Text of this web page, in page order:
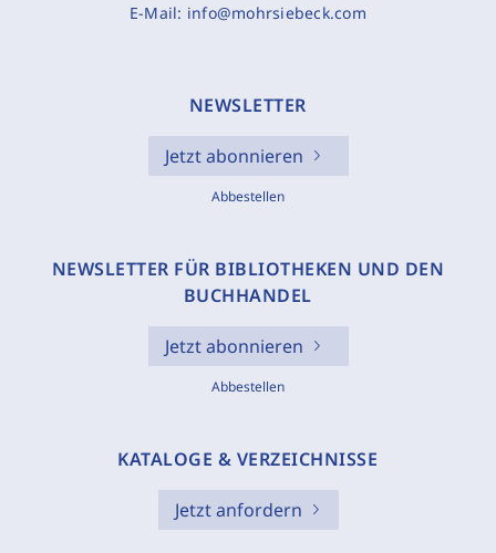
E-Mail: info@mohrsiebeck.com
NEWSLETTER
Jetzt abonnieren
Abbestellen
NEWSLETTER FÜR BIBLIOTHEKEN UND DEN
BUCHHANDEL
Jetzt abonnieren
Abbestellen
KATALOGE & VERZEICHNISSE
Jetzt anfordern